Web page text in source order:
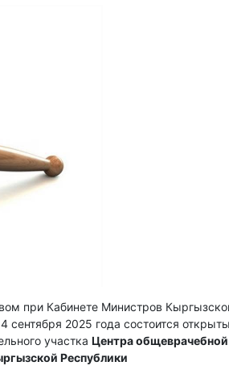
при Кабинете Министров
сентября 2025 года состоится
участка Центра общеврачебной
Республики